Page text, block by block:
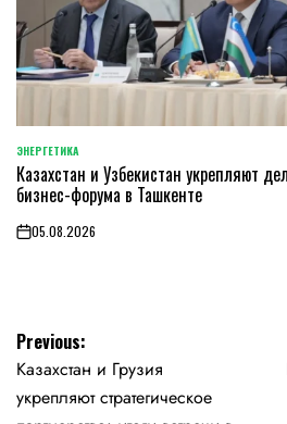
POSTED
IN
ЭНЕРГЕТИКА
Казахстан и Узбекистан укрепляют
бизнес-форума в Ташкенте
on05.08.2026
Навигация
по
Previous:
Казахстан и Грузия
укрепляют стратегическое